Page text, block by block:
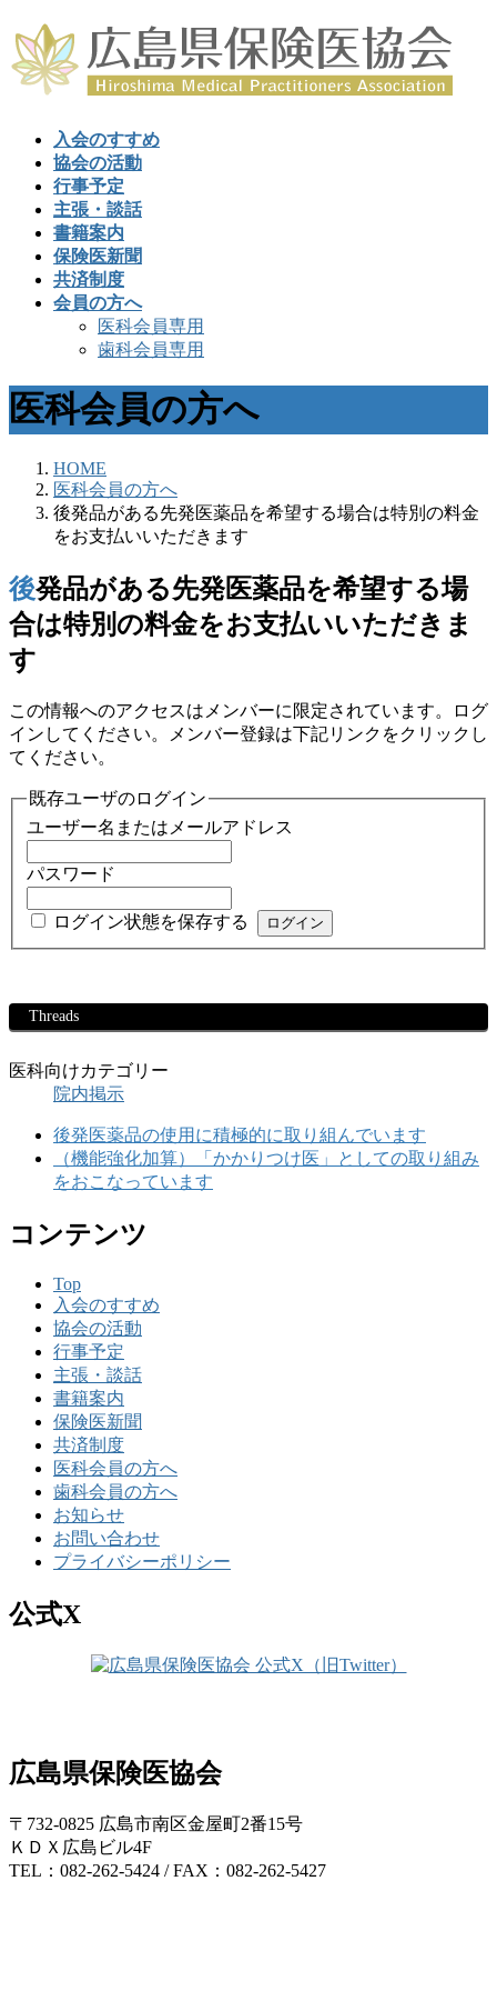
入会のすすめ
協会の活動
行事予定
主張・談話
書籍案内
保険医新聞
共済制度
会員の方へ
医科会員専用
歯科会員専用
医科会員の方へ
HOME
医科会員の方へ
後発品がある先発医薬品を希望する場合は特別の料金
をお支払いいただきます
後発品がある先発医薬品を希望する場
合は特別の料金をお支払いいただきま
す
この情報へのアクセスはメンバーに限定されています。ログ
インしてください。メンバー登録は下記リンクをクリックし
てください。
既存ユーザのログイン
ユーザー名またはメールアドレス
パスワード
ログイン状態を保存する
Threads
医科向けカテゴリー
院内掲示
後発医薬品の使用に積極的に取り組んでいます
（機能強化加算）「かかりつけ医」としての取り組み
をおこなっています
コンテンツ
Top
入会のすすめ
協会の活動
行事予定
主張・談話
書籍案内
保険医新聞
共済制度
医科会員の方へ
歯科会員の方へ
お知らせ
お問い合わせ
プライバシーポリシー
公式X
広島県保険医協会
〒732-0825 広島市南区金屋町2番15号
ＫＤＸ広島ビル4F
TEL：082-262-5424 / FAX：082-262-5427